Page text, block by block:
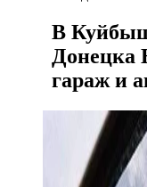
В
Донецка
гараж и